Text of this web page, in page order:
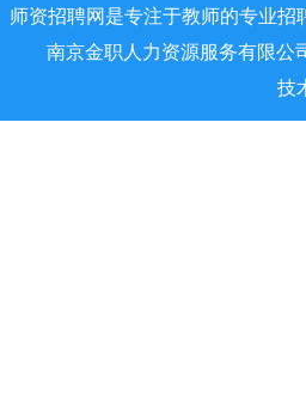
师资招聘网是专注于教师的专业
南京金职人力资源服务有限公
技